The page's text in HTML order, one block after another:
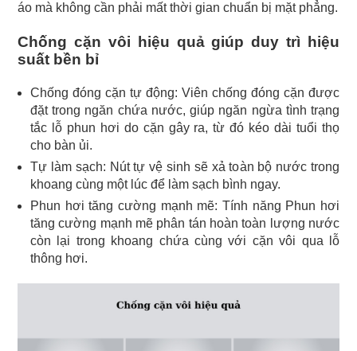
áo mà không cần phải mất thời gian chuẩn bị mặt phẳng.
Chống cặn vôi hiệu quả giúp duy trì hiệu
suất bền bỉ
Chống đóng cặn tự động: Viên chống đóng cặn được
đặt trong ngăn chứa nước, giúp ngăn ngừa tình trạng
tắc lỗ phun hơi do cặn gây ra, từ đó kéo dài tuổi thọ
cho bàn ủi.
Tự làm sạch: Nút tự vệ sinh sẽ xả toàn bộ nước trong
khoang cùng một lúc để làm sạch bình ngay.
Phun hơi tăng cường mạnh mẽ: Tính năng Phun hơi
tăng cường mạnh mẽ phân tán hoàn toàn lượng nước
còn lại trong khoang chứa cùng với cặn vôi qua lỗ
thông hơi.